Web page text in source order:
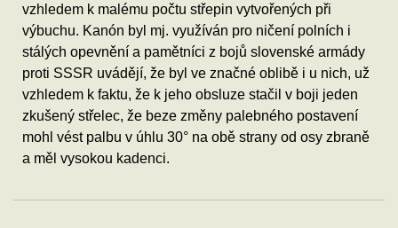
vzhledem k malému počtu střepin vytvořených při
výbuchu. Kanón byl mj. využíván pro ničení polních i
stálých opevnění a pamětníci z bojů slovenské armády
proti SSSR uvádějí, že byl ve značné oblibě i u nich, už
vzhledem k faktu, že k jeho obsluze stačil v boji jeden
zkušený střelec, že beze změny palebného postavení
mohl vést palbu v úhlu 30° na obě strany od osy zbraně
a měl vysokou kadenci.